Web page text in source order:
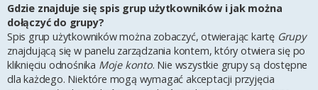
Gdzie znajduje się spis grup użytkowników i jak można
dołączyć do grupy?
Spis grup użytkowników można zobaczyć, otwierając kartę Grupy
znajdującą się w panelu zarządzania kontem, który otwiera się po
kliknięciu odnośnika Moje konto. Nie wszystkie grupy są dostępne
dla każdego. Niektóre mogą wymagać akceptacji przyjęcia